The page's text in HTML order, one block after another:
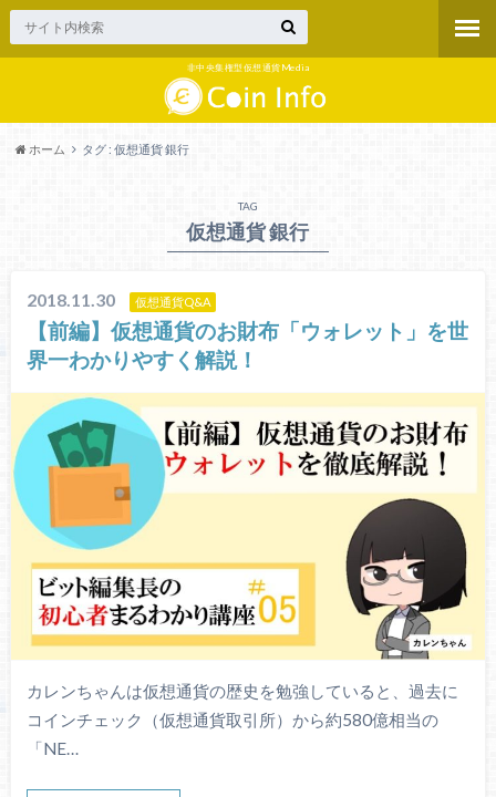
非中央集権型仮想通貨Media
ホーム タグ : 仮想通貨 銀行
TAG
仮想通貨 銀行
2018.11.30 仮想通貨Q&A
【前編】仮想通貨のお財布「ウォレット」を世
界一わかりやすく解説！
カレンちゃんは仮想通貨の歴史を勉強していると、過去に
コインチェック（仮想通貨取引所）から約580億相当の
「NE…